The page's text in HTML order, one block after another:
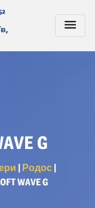
G
| Родос|
WAVE G